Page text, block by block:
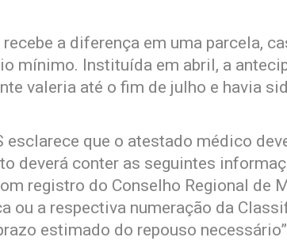
a diferença em uma parcela,
mínimo. Instituída em abril, a
valeria até o fim de julho e havia
que o atestado médico
deverá conter as seguintes
registro do Conselho Regional de
ou a respectiva numeração da
estimado do repouso